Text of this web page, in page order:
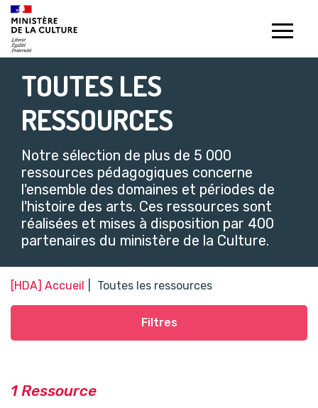
TOUTES LES
RESSOURCES
Notre sélection de plus de 5 000
ressources pédagogiques concerne
l'ensemble des domaines et périodes de
l'histoire des arts. Ces ressources sont
réalisées et mises à disposition par 400
partenaires du ministère de la Culture.​
[HDA] Accueil Toutes les ressources
Filtres
1 Ressource
Gestion de vos préférences sur les témoins de connexion